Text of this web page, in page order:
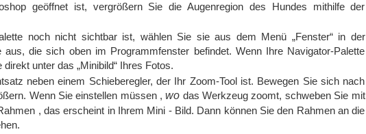
geöffnet ist, vergrößern Sie die Augenregion des Hundes mithilfe der
noch nicht sichtbar ist, wählen Sie sie aus dem Menü „Fenster“ in der
aus, die sich oben im Programmfenster befindet. Wenn Ihre Navigator-Palette
unter das „Minibild“ Ihres Fotos.
neben einem Schieberegler, der Ihr Zoom-Tool ist. Bewegen Sie sich nach
Wenn Sie einstellen müssen ,wo das Werkzeug zoomt, schweben Sie mit
, das erscheint in Ihrem Mini - Bild. Dann können Sie den Rahmen an die